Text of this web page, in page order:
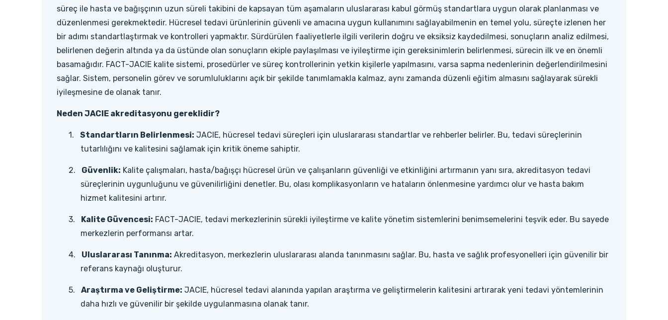
süreç ile hasta ve bağışçının uzun süreli takibini de kapsayan tüm aşamaların uluslararası kabul görmüş standartlara uygun olarak planlanması ve
düzenlenmesi gerekmektedir. Hücresel tedavi ürünlerinin güvenli ve amacına uygun kullanımını sağlayabilmenin en temel yolu, süreçte izlenen her
bir adımı standartlaştırmak ve kontrolleri yapmaktır. Sürdürülen faaliyetlerle ilgili verilerin doğru ve eksiksiz kaydedilmesi, sonuçların analiz edilmesi,
belirlenen değerin altında ya da üstünde olan sonuçların ekiple paylaşılması ve iyileştirme için gereksinimlerin belirlenmesi, sürecin ilk ve en önemli
basamağıdır. FACT-JACIE kalite sistemi, prosedürler ve süreç kontrollerinin yetkin kişilerle yapılmasını, varsa sapma nedenlerinin değerlendirilmesini
sağlar. Sistem, personelin görev ve sorumluluklarını açık bir şekilde tanımlamakla kalmaz, aynı zamanda düzenli eğitim almasını sağlayarak sürekli
iyileşmesine de olanak tanır.
Neden JACIE akreditasyonu gereklidir?
1. Standartların Belirlenmesi: JACIE, hücresel tedavi süreçleri için uluslararası standartlar ve rehberler belirler. Bu, tedavi süreçlerinin
tutarlılığını ve kalitesini sağlamak için kritik öneme sahiptir.
2. Güvenlik: Kalite çalışmaları, hasta/bağışçı hücresel ürün ve çalışanların güvenliği ve etkinliğini artırmanın yanı sıra, akreditasyon tedavi
süreçlerinin uygunluğunu ve güvenilirliğini denetler. Bu, olası komplikasyonların ve hataların önlenmesine yardımcı olur ve hasta bakım
hizmet kalitesini artırır.
3. Kalite Güvencesi: FACT-JACIE, tedavi merkezlerinin sürekli iyileştirme ve kalite yönetim sistemlerini benimsemelerini teşvik eder. Bu sayede
merkezlerin performansı artar.
4. Uluslararası Tanınma: Akreditasyon, merkezlerin uluslararası alanda tanınmasını sağlar. Bu, hasta ve sağlık profesyonelleri için güvenilir bir
referans kaynağı oluşturur.
5. Araştırma ve Geliştirme: JACIE, hücresel tedavi alanında yapılan araştırma ve geliştirmelerin kalitesini artırarak yeni tedavi yöntemlerinin
daha hızlı ve güvenilir bir şekilde uygulanmasına olanak tanır.